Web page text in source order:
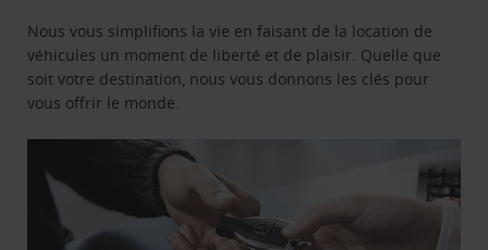
Nous vous simplifions la vie en faisant de la location de
véhicules un moment de liberté et de plaisir. Quelle que
soit votre destination, nous vous donnons les clés pour
vous offrir le monde.